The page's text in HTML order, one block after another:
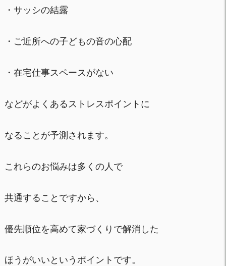
・サッシの結露
・ご近所への子どもの音の心配
・在宅仕事スペースがない
などがよくあるストレスポイントに
なることが予測されます。
これらのお悩みは多くの人で
共通することですから、
優先順位を高めて家づくりで解消した
ほうがいいというポイントです。